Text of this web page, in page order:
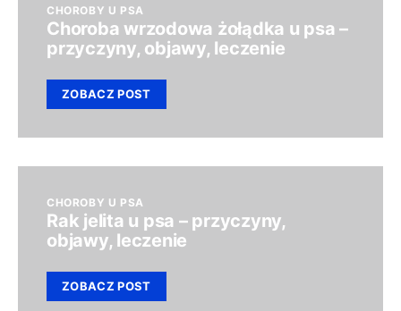
CHOROBY U PSA
Choroba wrzodowa żołądka u psa –
przyczyny, objawy, leczenie
ZOBACZ POST
CHOROBY U PSA
Rak jelita u psa – przyczyny,
objawy, leczenie
ZOBACZ POST